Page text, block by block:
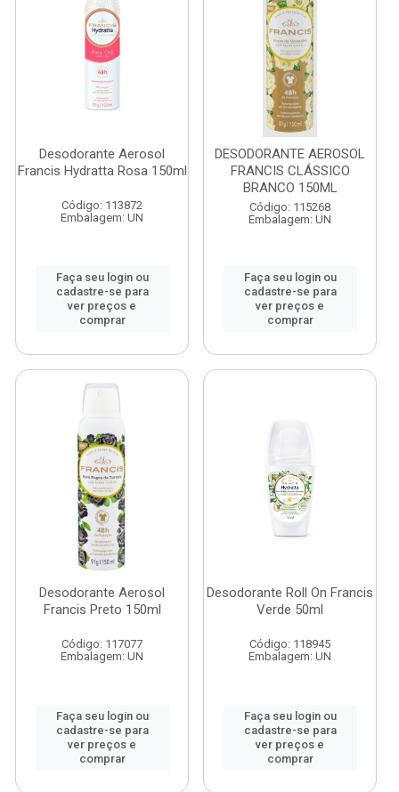
Desodorante Aerosol
Francis Hydratta Rosa 150ml
Código: 113872
Embalagem: UN
Faça seu login ou
cadastre-se para
ver preços e
comprar
DESODORANTE AEROSOL
FRANCIS CLÁSSICO
BRANCO 150ML
Código: 115268
Embalagem: UN
Faça seu login ou
cadastre-se para
ver preços e
comprar
Desodorante Aerosol
Francis Preto 150ml
Código: 117077
Embalagem: UN
Faça seu login ou
cadastre-se para
ver preços e
comprar
Desodorante Roll On Francis
Verde 50ml
Código: 118945
Embalagem: UN
Faça seu login ou
cadastre-se para
ver preços e
comprar